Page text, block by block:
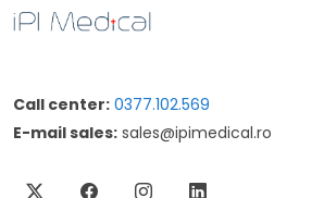
Call center: 0377.102.569
E-mail sales: sales@ipimedical.ro